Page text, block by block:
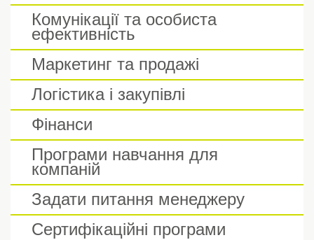
Комунікації та особиста
ефективність
Маркетинг та продажі
Логістика і закупівлі
Фінанси
Програми навчання для
компаній
Задати питання менеджеру
Сертифікаційні програми